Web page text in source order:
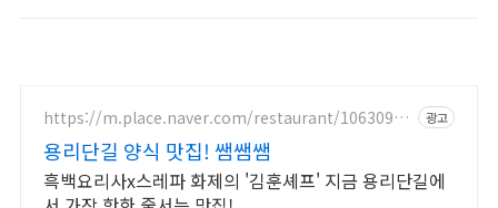
https://m.place.naver.com/restaurant/10630956
광고
용리단길 양식 맛집! 쌤쌤쌤
흑백요리사x스레파 화제의 '김훈셰프' 지금 용리단길에